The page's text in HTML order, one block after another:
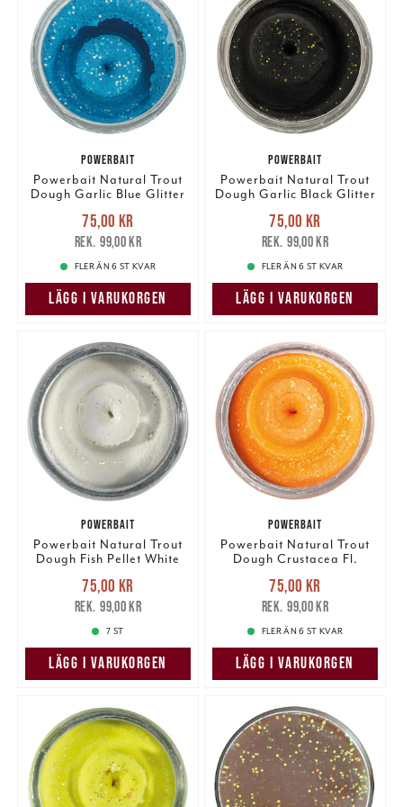
POWERBAIT
Powerbait Natural Trout
Dough Garlic Blue Glitter
Nuvarande pris
75,00 krTidigare pris
99,00 kr
75,00 kr
99,00 kr
FLER ÄN 6 ST KVAR
LÄGG I VARUKORGEN
POWERBAIT
Powerbait Natural Trout
Dough Garlic Black Glitter
Nuvarande pris
75,00 krTidigare pris
99,00 kr
75,00 kr
99,00 kr
FLER ÄN 6 ST KVAR
LÄGG I VARUKORGEN
POWERBAIT
Powerbait Natural Trout
Dough Fish Pellet White
Nuvarande pris
75,00 krTidigare pris
99,00 kr
75,00 kr
99,00 kr
7 ST
LÄGG I VARUKORGEN
POWERBAIT
Powerbait Natural Trout
Dough Crustacea Fl.
Nuvarande pris
75,00 krTidigare pris
99,00 kr
75,00 kr
99,00 kr
FLER ÄN 6 ST KVAR
LÄGG I VARUKORGEN